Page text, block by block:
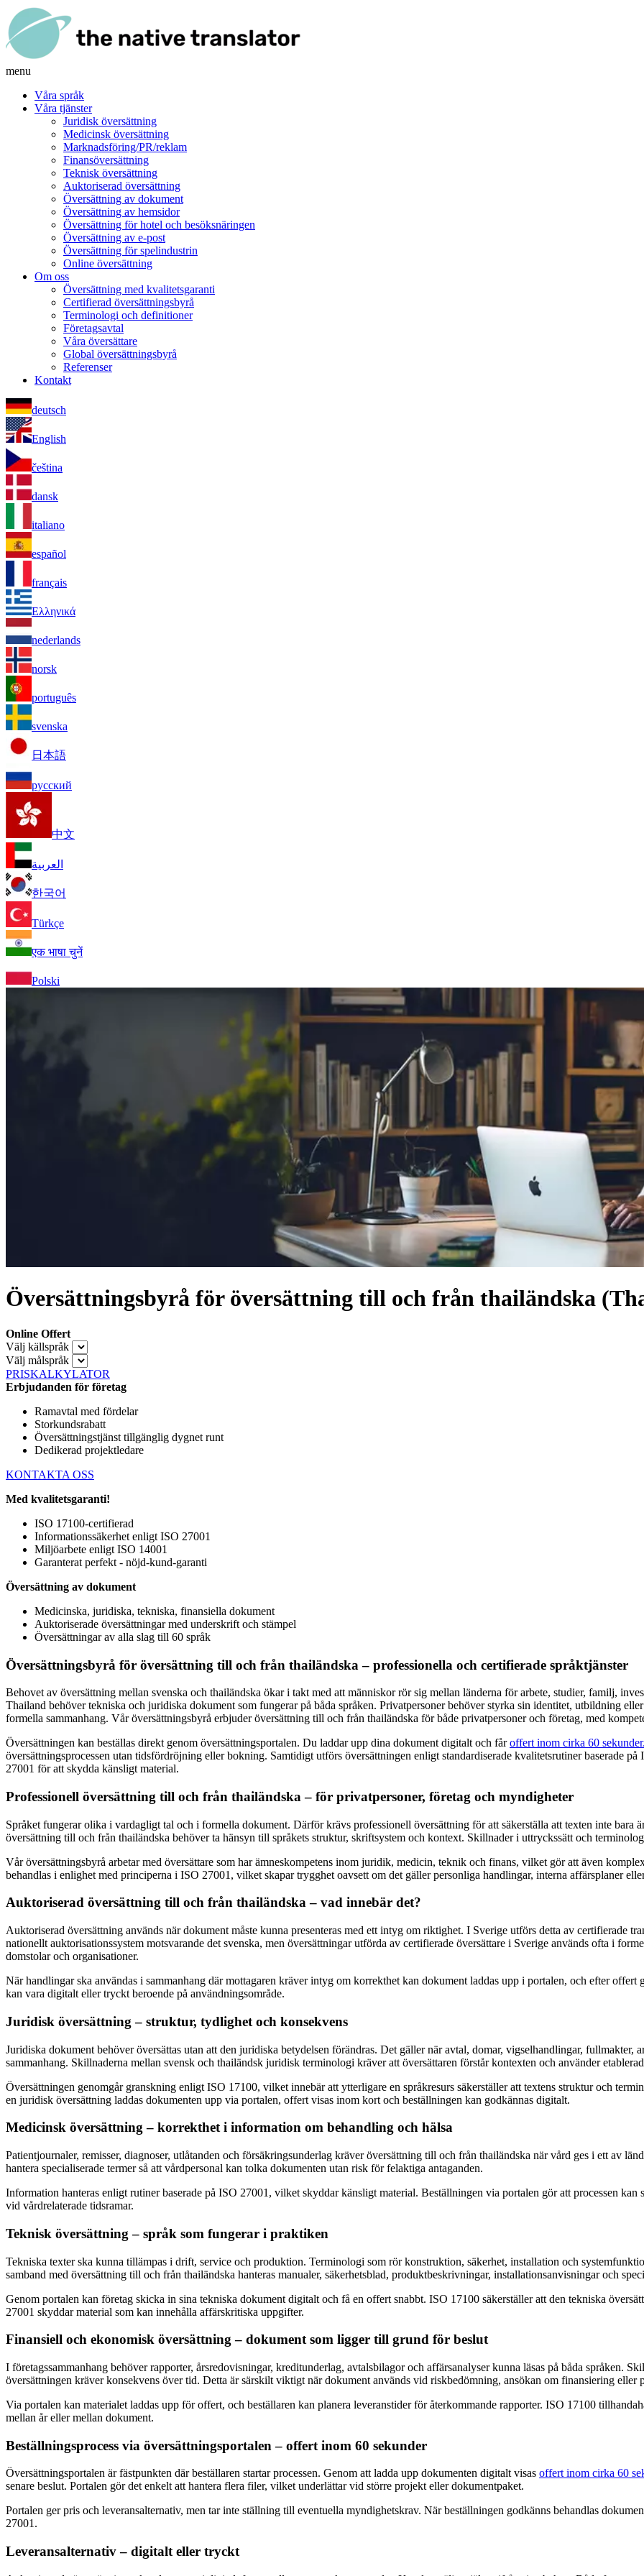
menu
Våra språk
Våra tjänster
Juridisk översättning
Medicinsk översättning
Marknadsföring/PR/reklam
Finansöversättning
Teknisk översättning
Auktoriserad översättning
Översättning av dokument
Översättning av hemsidor
Översättning för hotel och besöksnäringen
Översättning av e-post
Översättning för spelindustrin
Online översättning
Om oss
Översättning med kvalitetsgaranti
Certifierad översättningsbyrå
Terminologi och definitioner
Företagsavtal
Våra översättare
Global översättningsbyrå
Referenser
Kontakt
deutsch
English
čeština
dansk
italiano
español
français
Ελληνικά
nederlands
norsk
português
svenska
日本語
русский
中文
العربية
한국어
Türkçe
एक भाषा चुनें
Polski
Översättningsbyrå för översättning till och från thailändska
Online Offert
Välj källspråk
Välj målspråk
PRISKALKYLATOR
Erbjudanden för företag
Ramavtal med fördelar
Storkundsrabatt
Översättningstjänst tillgänglig dygnet runt
Dedikerad projektledare
KONTAKTA OSS
Med kvalitetsgaranti!
ISO 17100-certifierad
Informationssäkerhet enligt ISO 27001
Miljöarbete enligt ISO 14001
Garanterat perfekt - nöjd-kund-garanti
Översättning av dokument
Medicinska, juridiska, tekniska, finansiella dokument
Auktoriserade översättningar med underskrift och stämpel
Översättningar av alla slag till 60 språk
Översättningsbyrå för översättning till och från thailändska – professionella och certifierade språktjänster
Behovet av översättning mellan svenska och thailändska ökar i takt med att människor rör sig mellan länderna för arbete, studier, familj,
Thailand behöver tekniska och juridiska dokument som fungerar på båda språken. Privatpersoner behöver styrka sin identitet, utbildning
formella sammanhang. Vår översättningsbyrå erbjuder översättning till och från thailändska för både privatpersoner och företag, med
Översättningen kan beställas direkt genom översättningsportalen. Du laddar upp dina dokument digitalt och fåroffert inom cirka 60
översättningsprocessen utan tidsfördröjning eller bokning. Samtidigt utförs översättningen enligt standardiserade kvalitetsrutiner baserade
27001 för att skydda känsligt material.
Professionell översättning till och från thailändska – för privatpersoner, företag och myndigheter
Språket fungerar olika i vardagligt tal och i formella dokument. Därför krävs professionell översättning för att säkerställa att texten inte
översättning till och från thailändska behöver ta hänsyn till språkets struktur, skriftsystem och kontext. Skillnader i uttryckssätt och
Vår översättningsbyrå arbetar med översättare som har ämneskompetens inom juridik, medicin, teknik och finans, vilket gör att även
behandlas i enlighet med principerna i ISO 27001, vilket skapar trygghet oavsett om det gäller personliga handlingar, interna affärsplaner
Auktoriserad översättning till och från thailändska – vad innebär det?
Auktoriserad översättning används när dokument måste kunna presenteras med ett intyg om riktighet. I Sverige utförs detta av certifierade
nationellt auktorisationssystem motsvarande det svenska, men översättningar utförda av certifierade översättare i Sverige används ofta i
domstolar och organisationer.
När handlingar ska användas i sammanhang där mottagaren kräver intyg om korrekthet kan dokument laddas upp i portalen, och efter
kan vara digitalt eller tryckt beroende på användningsområde.
Juridisk översättning – struktur, tydlighet och konsekvens
Juridiska dokument behöver översättas utan att den juridiska betydelsen förändras. Det gäller när avtal, domar, vigselhandlingar, fullmakter,
sammanhang. Skillnaderna mellan svensk och thailändsk juridisk terminologi kräver att översättaren förstår kontexten och använder
Översättningen genomgår granskning enligt ISO 17100, vilket innebär att ytterligare en språkresurs säkerställer att textens struktur och
en juridisk översättning laddas dokumenten upp via portalen, offert visas inom kort och beställningen kan godkännas digitalt.
Medicinsk översättning – korrekthet i information om behandling och hälsa
Patientjournaler, remisser, diagnoser, utlåtanden och försäkringsunderlag kräver översättning till och från thailändska när vård ges i ett av
hantera specialiserade termer så att vårdpersonal kan tolka dokumenten utan risk för felaktiga antaganden.
Information hanteras enligt rutiner baserade på ISO 27001, vilket skyddar känsligt material. Beställningen via portalen gör att processen
vid vårdrelaterade tidsramar.
Teknisk översättning – språk som fungerar i praktiken
Tekniska texter ska kunna tillämpas i drift, service och produktion. Terminologi som rör konstruktion, säkerhet, installation och
samband med översättning till och från thailändska hanteras manualer, säkerhetsblad, produktbeskrivningar, installationsanvisningar och
Genom portalen kan företag skicka in sina tekniska dokument digitalt och få en offert snabbt. ISO 17100 säkerställer att den tekniska
27001 skyddar material som kan innehålla affärskritiska uppgifter.
Finansiell och ekonomisk översättning – dokument som ligger till grund för beslut
I företagssammanhang behöver rapporter, årsredovisningar, kreditunderlag, avtalsbilagor och affärsanalyser kunna läsas på båda språken.
översättningen kräver konsekvens över tid. Detta är särskilt viktigt när dokument används vid riskbedömning, ansökan om finansiering eller
Via portalen kan materialet laddas upp för offert, och beställaren kan planera leveranstider för återkommande rapporter. ISO 17100
mellan år eller mellan dokument.
Beställningsprocess via översättningsportalen – offert inom 60 sekunder
Översättningsportalen är fästpunkten där beställaren startar processen. Genom att ladda upp dokumenten digitalt visas offert inom cirka 60
senare beslut. Portalen gör det enkelt att hantera flera filer, vilket underlättar vid större projekt eller dokumentpaket.
Portalen ger pris och leveransalternativ, men tar inte ställning till eventuella myndighetskrav. När beställningen godkänns behandlas
27001.
Leveransalternativ – digitalt eller tryckt